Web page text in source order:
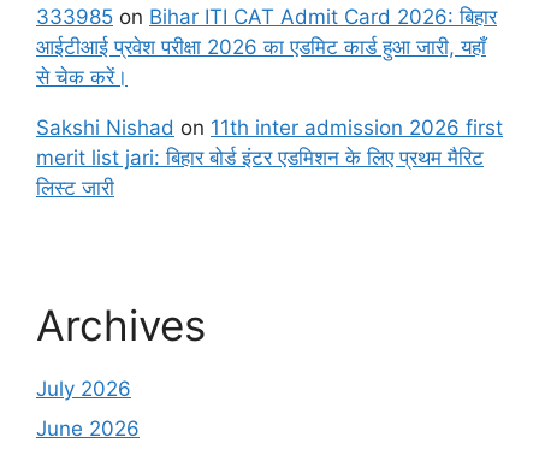
333985 on Bihar ITI CAT Admit Card 2026: बिहार
आईटीआई प्रवेश परीक्षा 2026 का एडमिट कार्ड हुआ जारी, यहाँ
से चेक करें।
Sakshi Nishad on 11th inter admission 2026 first
merit list jari: बिहार बोर्ड इंटर एडमिशन के लिए प्रथम मैरिट
लिस्ट जारी
Archives
July 2026
June 2026